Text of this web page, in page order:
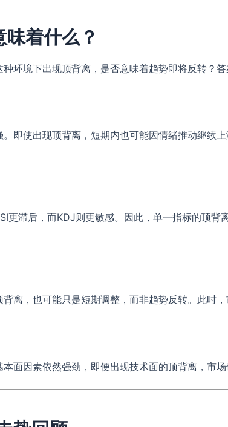
着什么？
环境下出现顶背离，是否意味着趋势即将反转？
即使出现顶背离，短期内也可能因情绪推动继续
更滞后，而KDJ则更敏感。因此，单一指标的顶
离，也可能只是短期调整，而非趋势反转。此时，
面因素依然强劲，即便出现技术面的顶背离，市场